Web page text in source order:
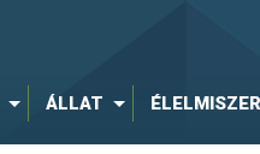
ÁLLAT ÉLELMISZER